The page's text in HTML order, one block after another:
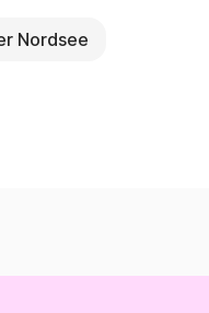
Nordsee